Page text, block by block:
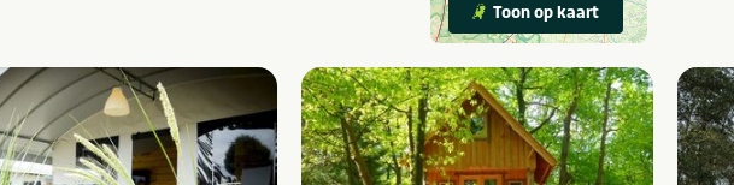
Toon op kaart